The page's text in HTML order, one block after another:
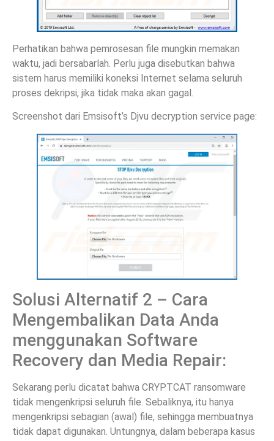
Perhatikan bahwa pemrosesan file mungkin memakan
waktu, jadi bersabarlah. Perlu juga disebutkan bahwa
sistem harus memiliki koneksi Internet selama seluruh
proses dekripsi, jika tidak maka akan gagal.
Screenshot dari Emsisoft’s Djvu decryption service page:
Solusi Alternatif 2 – Cara
Mengembalikan Data Anda
menggunakan Software
Recovery dan Media Repair:
Sekarang perlu dicatat bahwa CRYPTCAT ransomware
tidak mengenkripsi seluruh file. Sebaliknya, itu hanya
mengenkripsi sebagian (awal) file, sehingga membuatnya
tidak dapat digunakan. Untungnya, dalam beberapa kasus